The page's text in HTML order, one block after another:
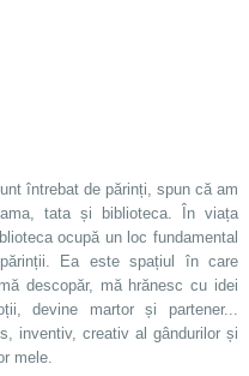
întrebat de părinți, spun că am
tata și biblioteca. În viața
ocupă un loc fundamental
Ea este spațiul în care
descopăr, mă hrănesc cu idei
devine martor și partener...
inventiv, creativ al gândurilor și
mele.